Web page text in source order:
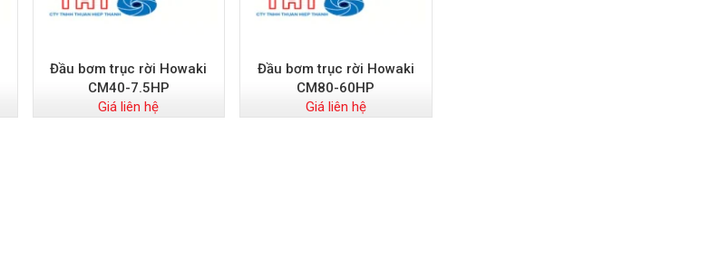
Đầu bơm trục rời Howaki
CM40-7.5HP
Giá liên hệ
Đầu bơm trục rời Howaki
CM80-60HP
Giá liên hệ